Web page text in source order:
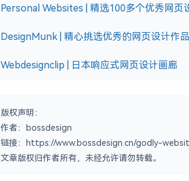
Personal Websites | 精选100多个优秀网页
DesignMunk | 精心挑选优秀的网页设计作品
Webdesignclip | 日本响应式网页设计画廊
版权声明：
作者：bossdesign
链接：https://www.bossdesign.cn/godly-
文章版权归作者所有，未经允许请勿转载。